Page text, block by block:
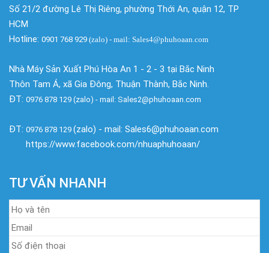
Số 21/2 đường Lê Thị Riêng, phường Thới An, quận 12, TP
HCM
Hotline: 0901 768 929 (zalo) - mail: Sales4@phuhoaan.com
Nhà Máy Sản Xuất Phú Hòa An 1 - 2 - 3 tại Bắc Ninh
Thôn Tam Á, xã Gia Đông, Thuận Thành, Bắc Ninh.
ĐT: 0976 878 129 (zalo) - mail: Sales2@phuhoaan.com
ĐT: 0976 878 129 (zalo) - mail: Sales6@phuhoaan.com
https://www.facebook.com/nhuaphuhoaan/
TƯ VẤN NHANH